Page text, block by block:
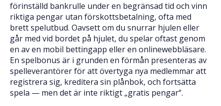
förinställd bankrulle under en begränsad tid och vinn
riktiga pengar utan förskottsbetalning, ofta med
brett spelutbud. Oavsett om du snurrar hjulen eller
går med vid bordet på hjulet, du spelar oftast genom
en av en mobil bettingapp eller en onlinewebbläsare.
En spelbonus är i grunden en förmån presenteras av
spelleverantörer för att övertyga nya medlemmar att
registrera sig, kreditera sin plånbok, och fortsätta
spela — men det är inte riktigt „gratis pengar“.